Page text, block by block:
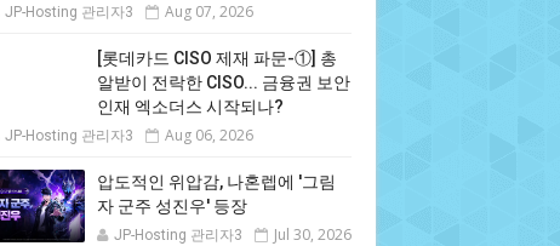
JP-Hosting 관리자3 Aug 07, 2026
[롯데카드 CISO 제재 파문-①] 총
알받이 전락한 CISO... 금융권 보안
인재 엑소더스 시작되나?
JP-Hosting 관리자3 Aug 06, 2026
압도적인 위압감, 나혼렙에 '그림
자 군주 성진우' 등장
JP-Hosting 관리자3 Jul 30, 2026